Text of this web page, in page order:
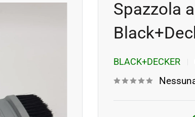
Spazzola
BLACK+DECKER